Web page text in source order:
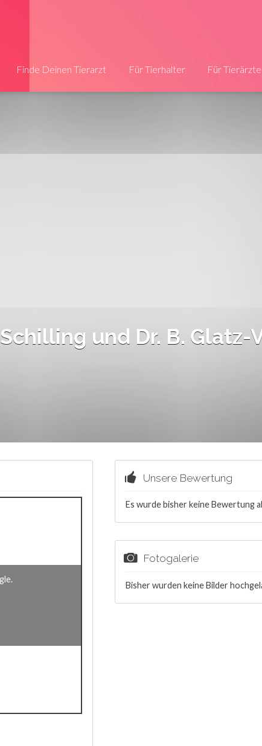
Finde Deinen Tierarzt Für Tierhalter Für Tierärzte
Die Infos
und Dr. B. Glatz-
Unsere Bewertung
Es wurde bisher keine Bewertung
Fotogalerie
Bisher wurden keine Bilder